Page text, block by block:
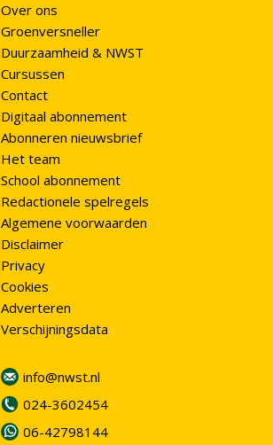
Over ons
Groenversneller
Duurzaamheid & NWST
Cursussen
Contact
Digitaal abonnement
Abonneren nieuwsbrief
Het team
School abonnement
Redactionele spelregels
Algemene voorwaarden
Disclaimer
Privacy
Cookies
Adverteren
Verschijningsdata
info@nwst.nl
024-3602454
06-42798144